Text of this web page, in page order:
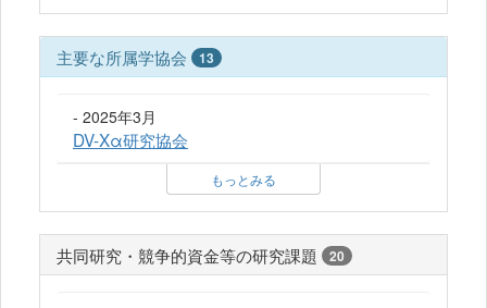
主要な所属学協会 13
- 2025年3月
DV-Xα研究協会
もっとみる
共同研究・競争的資金等の研究課題 20